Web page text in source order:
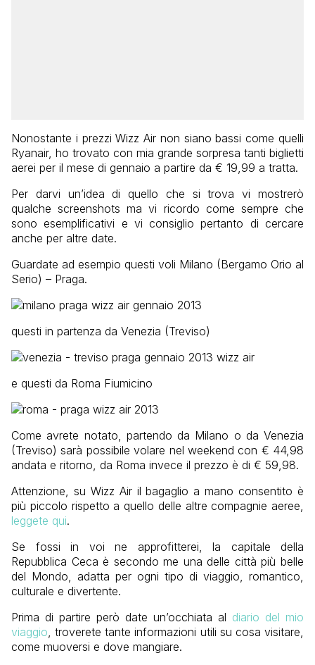
Nonostante i prezzi Wizz Air non siano bassi come quelli
Ryanair, ho trovato con mia grande sorpresa tanti biglietti
aerei per il mese di gennaio a partire da € 19,99 a tratta.
Per darvi un’idea di quello che si trova vi mostrerò
qualche screenshots ma vi ricordo come sempre che
sono esemplificativi e vi consiglio pertanto di cercare
anche per altre date.
Guardate ad esempio questi voli Milano (Bergamo Orio al
Serio) – Praga.
questi in partenza da Venezia (Treviso)
e questi da Roma Fiumicino
Come avrete notato, partendo da Milano o da Venezia
(Treviso) sarà possibile volare nel weekend con € 44,98
andata e ritorno, da Roma invece il prezzo è di € 59,98.
Attenzione, su Wizz Air il bagaglio a mano consentito è
più piccolo rispetto a quello delle altre compagnie aeree,
leggete qui.
Se fossi in voi ne approfitterei, la capitale della
Repubblica Ceca è secondo me una delle città più belle
del Mondo, adatta per ogni tipo di viaggio, romantico,
culturale e divertente.
Prima di partire però date un’occhiata al diario del mio
viaggio, troverete tante informazioni utili su cosa visitare,
come muoversi e dove mangiare.